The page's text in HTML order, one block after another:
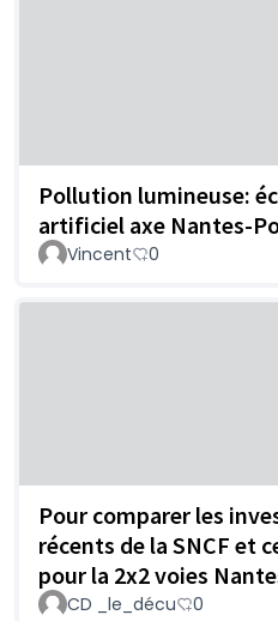
Pollution lumineuse:
artificiel axe Nantes-
Vincent 0
Pour comparer les
récents de la SNCF et
pour la 2x2 voies
CD _le_décu 0